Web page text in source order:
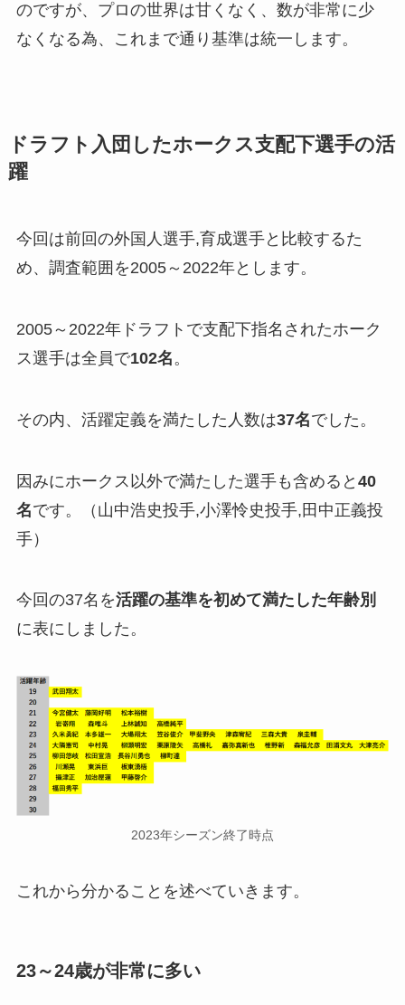
のですが、プロの世界は甘くなく、数が非常に少
なくなる為、これまで通り基準は統一します。
ドラフト入団したホークス支配下選手の活
躍
今回は前回の外国人選手,育成選手と比較するた
め、調査範囲を2005～2022年とします。
2005～2022年ドラフトで支配下指名されたホーク
ス選手は全員で102名 。
その内、活躍定義を満たした人数は37名でした。
因みにホークス以外で満たした選手も含めると 40
名です。（山中浩史投手,小澤怜史投手,田中正義投
手）
今回の37名を活躍の基準を初めて満たした年齢別
に表にしました。
2023年シーズン終了時点
これから分かることを述べていきます。
23～24歳が非常に多い